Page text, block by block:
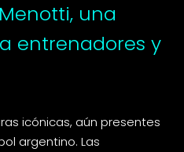
una
entrenadores y
icónicas, aún presentes
argentino. Las